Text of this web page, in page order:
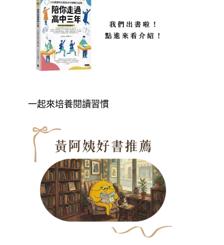
一起來培養閱讀習慣